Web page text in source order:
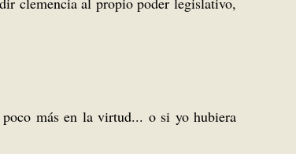
más en la virtud... o si yo hubiera